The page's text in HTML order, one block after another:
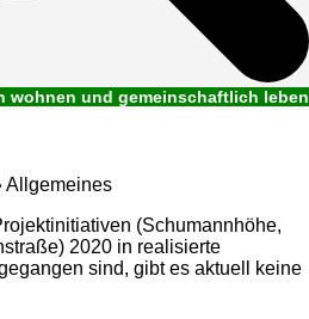
wohnen und gemeinschaftlich leben
Allgemeines
(Schumannhöhe,
2020 in realisierte
sind, gibt es aktuell keine